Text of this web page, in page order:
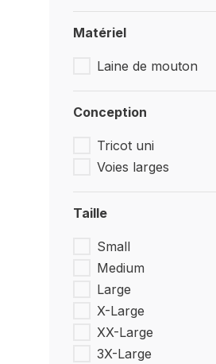
Matériel
Laine de mouton
Conception
Tricot uni
Voies larges
Taille
Small
Medium
Large
X-Large
XX-Large
3X-Large